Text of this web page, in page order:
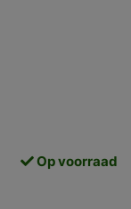
Op voorraad